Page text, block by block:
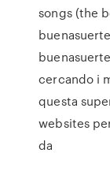
songs (the
cercando i
questa
websites
da